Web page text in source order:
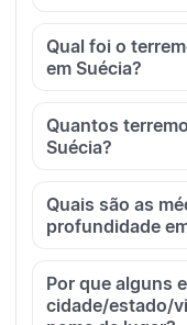
Qual foi o
em Suécia?
Quantos
Suécia?
Quais são as
profundidade
Por que alguns
cidade/estado/